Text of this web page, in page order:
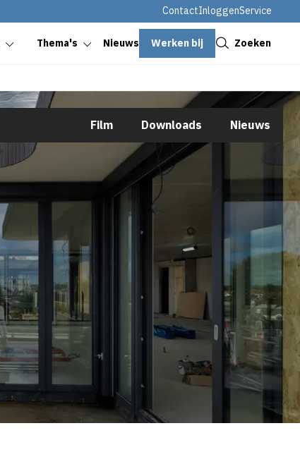
ContactInloggenService
Thema's Nieuws Werken bij Zoeken
Film Downloads Nieuws
Sluiten